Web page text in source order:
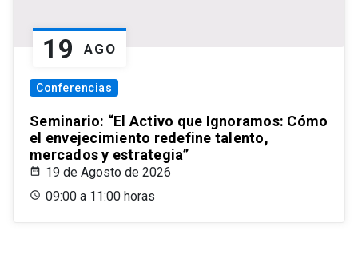
19 AGO
Conferencias
Seminario: “El Activo que Ignoramos: Cómo
el envejecimiento redefine talento,
mercados y estrategia”
19 de Agosto de 2026
09:00 a 11:00 horas